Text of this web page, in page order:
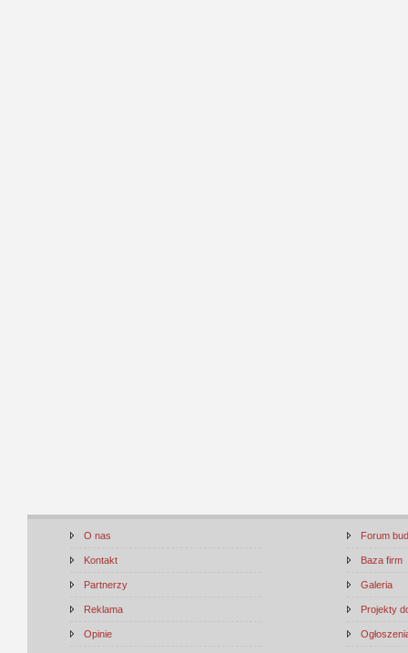
O nas
Kontakt
Partnerzy
Reklama
Opinie
Forum
Baza firm
Galeria
Projekty